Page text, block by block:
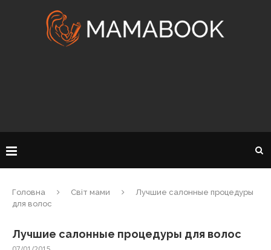
Головна Світ мами
Лучшие салонные процедуры
для волос
Лучшие салонные процедуры для волос